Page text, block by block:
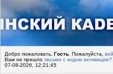
Добро пожаловать, Гость . Пожалуйста,
Вам не пришло письмо с кодом активации?
07-08-2026, 12:21:45